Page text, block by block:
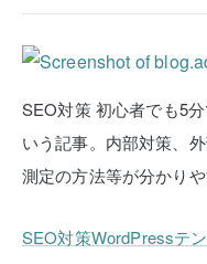
SEO対策 初心者でも5
いう記事。内部対策、
測定の方法等が分かり
SEO対策WordPressテ